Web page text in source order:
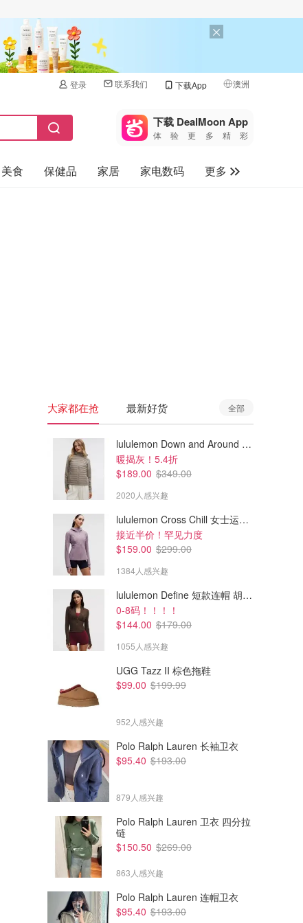
登录 联系我们 下载App 澳洲
🇺🇸
🇨🇳 中国
🇨🇦加拿大
下载 DealMoon App
体验更多精彩
美食 保健品 家居 家电数码
更多
大家都在抢 最新好货 全部
lululemon Down and Around 羽绒夹克
暖揭灰！5.4折
$189.00 $349.00
2020人感兴趣
lululemon Cross Chill 女士运动外套
接近半价！罕见力度
$159.00 $299.00
1384人感兴趣
lululemon Define 短款连帽 胡桃棕
0-8码！！！！
$144.00 $179.00
1055人感兴趣
UGG Tazz II 棕色拖鞋
$99.00 $199.99
952人感兴趣
Polo Ralph Lauren 长袖卫衣
$95.40 $193.00
879人感兴趣
Polo Ralph Lauren 卫衣 四分拉
链
$150.50 $269.00
863人感兴趣
Polo Ralph Lauren 连帽卫衣
$95.40 $193.00